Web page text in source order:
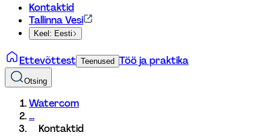
Kontaktid
Tallinna Vesi
Keel: Eesti
Ettevõttest Teenused Töö ja praktika
Otsing
Watercom
...
Kontaktid